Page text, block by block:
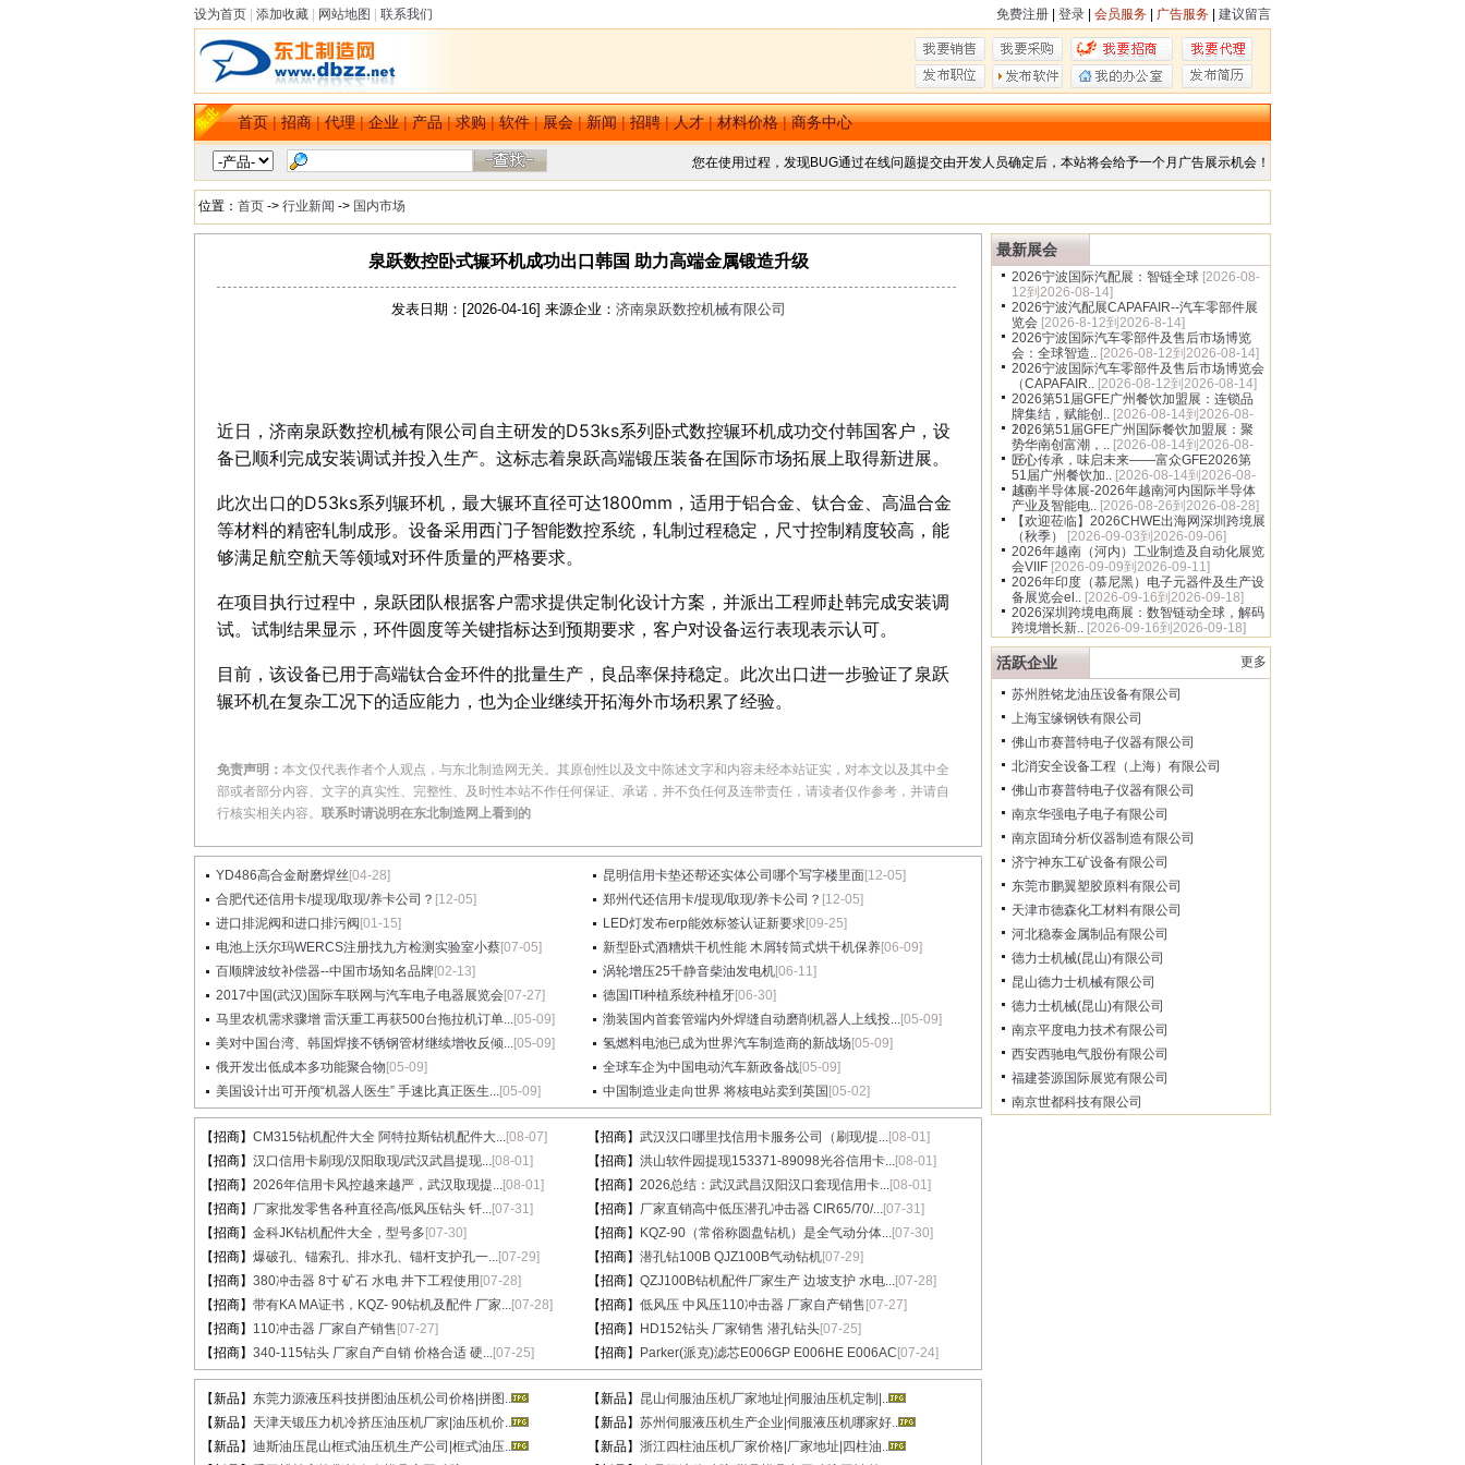
设为首页 添加收藏 网站地图 联系我们 免费注册 登录 会员服务 广告服务 建议留言
首页|招商|代理|企业|产品|求购|软件|展会|新闻|招聘|人才|材料价格|商务中心
您在使用过程，发现BUG通过在线问题提交由开发人员确定后，本站将会给予一个月广告展示机会！
位置： 首页 -> 行业新闻 -> 国内市场
泉跃数控卧式辗环机成功出口韩国 助力高端金属锻造升级
发表日期：[2026-04-16] 来源企业： 济南泉跃数控机械有限公司
近日，济南泉跃数控机械有限公司自主研发的D53ks系列卧式数控辗环机成功交付韩国客户，设
备已顺利完成安装调试并投入生产。这标志着泉跃高端锻压装备在国际市场拓展上取得新进展。
此次出口的D53ks系列辗环机，最大辗环直径可达1800mm，适用于铝合金、钛合金、高温合金
等材料的精密轧制成形。设备采用西门子智能数控系统，轧制过程稳定，尺寸控制精度较高，能
够满足航空航天等领域对环件质量的严格要求。
在项目执行过程中，泉跃团队根据客户需求提供定制化设计方案，并派出工程师赴韩完成安装调
试。试制结果显示，环件圆度等关键指标达到预期要求，客户对设备运行表现表示认可。
目前，该设备已用于高端钛合金环件的批量生产，良品率保持稳定。此次出口进一步验证了泉跃
辗环机在复杂工况下的适应能力，也为企业继续开拓海外市场积累了经验。
免责声明： 本文仅代表作者个人观点，与东北制造网无关。其原创性以及文中陈述文字和内容未经本站证实，对本文以及其中全
部或者部分内容、文字的真实性、完整性、及时性本站不作任何保证、承诺，并不负任何及连带责任，请读者仅作参考，并请自
行核实相关内容。 联系时请说明在东北制造网上看到的
YD486高合金耐磨焊丝 [04-28] 昆明信用卡垫还帮还实体公司哪个写字楼里面[12-05]
合肥代还信用卡/提现/取现/养卡公司？ [12-05] 郑州代还信用卡/提现/取现/养卡公司？ [12-05]
进口排泥阀和进口排污阀 [01-15] LED灯发布erp能效标签认证新要求[09-25]
电池上沃尔玛WERCS注册找九方检测实验室小蔡[07-05] 新型卧式酒糟烘干机性能 木屑转筒式烘干机保养[06-09]
百顺牌波纹补偿器--中国市场知名品牌[02-13] 涡轮增压25千静音柴油发电机[06-11]
2017中国(武汉)国际车联网与汽车电子电器展览会[07-27] 德国ITI种植系统种植牙[06-30]
马里农机需求骤增 雷沃重工再获500台拖拉机订单...[05-09] 渤装国内首套管端内外焊缝自动磨削机器人上线投...[05-09]
美对中国台湾、韩国焊接不锈钢管材继续增收反倾...[05-09] 氢燃料电池已成为世界汽车制造商的新战场 [05-09]
俄开发出低成本多功能聚合物 [05-09] 全球车企为中国电动汽车新政备战[05-09]
美国设计出可开颅“机器人医生” 手速比真正医生...[05-09] 中国制造业走向世界 将核电站卖到英国 [05-02]
【招商】 CM315钻机配件大全 阿特拉斯钻机配件大...[08-07] 【招商】 武汉汉口哪里找信用卡服务公司（刷现/提...[08-01]
【招商】 汉口信用卡刷现/汉阳取现/武汉武昌提现...[08-01] 【招商】 洪山软件园提现153371-89098光谷信用卡...[08-01]
【招商】 2026年信用卡风控越来越严，武汉取现提...[08-01] 【招商】 2026总结：武汉武昌汉阳汉口套现信用卡...[08-01]
【招商】 厂家批发零售各种直径高/低风压钻头 钎...[07-31] 【招商】 厂家直销高中低压潜孔冲击器 CIR65/70/...[07-31]
【招商】 金科JK钻机配件大全，型号多 [07-30] 【招商】 KQZ-90（常俗称圆盘钻机）是全气动分体...[07-30]
【招商】 爆破孔、锚索孔、排水孔、锚杆支护孔一...[07-29] 【招商】 潜孔钻100B QJZ100B气动钻机[07-29]
【招商】 380冲击器 8寸 矿石 水电 井下工程使用 [07-28] 【招商】 QZJ100B钻机配件厂家生产 边坡支护 水电...[07-28]
【招商】 带有KA MA证书，KQZ- 90钻机及配件 厂家...[07-28] 【招商】 低风压 中风压110冲击器 厂家自产销售 [07-27]
【招商】 110冲击器 厂家自产销售 [07-27] 【招商】 HD152钻头 厂家销售 潜孔钻头[07-25]
【招商】 340-115钻头 厂家自产自销 价格合适 硬...[07-25] 【招商】 Parker(派克)滤芯E006GP E006HE E006AC [07-24]
【新品】 东莞力源液压科技拼图油压机公司价格|拼图.. 【新品】 昆山伺服油压机厂家地址|伺服油压机定制|..
【新品】 天津天锻压力机冷挤压油压机厂家|油压机价.. 【新品】 苏州伺服液压机生产企业|伺服液压机哪家好..
【新品】 迪斯油压昆山框式油压机生产公司|框式油压.. 【新品】 浙江四柱油压机厂家价格|厂家地址|四柱油..
最新展会
2026宁波国际汽配展：智链全球 [2026-08-
12到2026-08-14]
2026宁波汽配展CAPAFAIR--汽车零部件展
览会 [2026-8-12到2026-8-14]
2026宁波国际汽车零部件及售后市场博览
会：全球智造.. [2026-08-12到2026-08-14]
2026宁波国际汽车零部件及售后市场博览会
（CAPAFAIR.. [2026-08-12到2026-08-14]
2026第51届GFE广州餐饮加盟展：连锁品
牌集结，赋能创.. [2026-08-14到2026-08-
16]
2026第51届GFE广州国际餐饮加盟展：聚
势华南创富潮，.. [2026-08-14到2026-08-
16]
匠心传承，味启未来——富众GFE2026第
51届广州餐饮加.. [2026-08-14到2026-08-
16]
越南半导体展-2026年越南河内国际半导体
产业及智能电.. [2026-08-26到2026-08-28]
【欢迎莅临】2026CHWE出海网深圳跨境展
（秋季）
[2026-09-03到2026-09-06]
2026年越南（河内）工业制造及自动化展览
会VIIF [2026-09-09到2026-09-11]
2026年印度（慕尼黑）电子元器件及生产设
备展览会el.. [2026-09-16到2026-09-18]
2026深圳跨境电商展：数智链动全球，解码
跨境增长新.. [2026-09-16到2026-09-18]
活跃企业 更多
苏州胜铭龙油压设备有限公司
上海宝缘钢铁有限公司
佛山市赛普特电子仪器有限公司
北消安全设备工程（上海）有限公司
佛山市赛普特电子仪器有限公司
南京华强电子电子有限公司
南京固琦分析仪器制造有限公司
济宁神东工矿设备有限公司
东莞市鹏翼塑胶原料有限公司
天津市德森化工材料有限公司
河北稳泰金属制品有限公司
德力士机械(昆山)有限公司
昆山德力士机械有限公司
德力士机械(昆山)有限公司
南京平度电力技术有限公司
西安西驰电气股份有限公司
福建荟源国际展览有限公司
南京世都科技有限公司